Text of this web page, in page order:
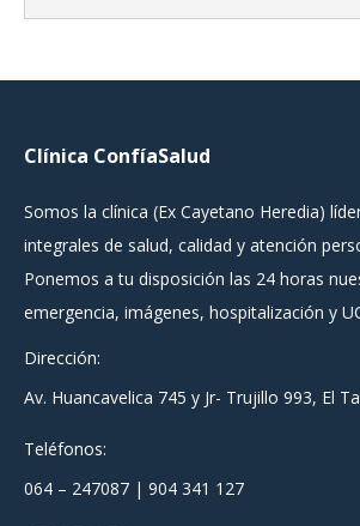
Clínica ConfíaSalud
Somos la clínica (Ex Cayetano Heredia)
integrales de salud, calidad y atención
Ponemos a tu disposición las 24 horas
emergencia, imágenes, hospitalización y
Dirección:
Av. Huancavelica 745 y Jr- Trujillo 993, El
Teléfonos:
064 – 247087 | 904 341 127